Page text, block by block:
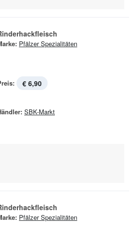
Pfälzer Spezialitäten
€ 6,90
SBK-Markt
Pfälzer Spezialitäten